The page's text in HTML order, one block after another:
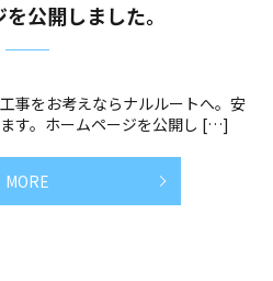
公開しました。
事をお考えならナルルートへ。安
す。ホームページを公開し […]
MORE